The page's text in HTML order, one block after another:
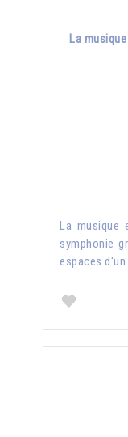
La
La musique
symphonie
espaces